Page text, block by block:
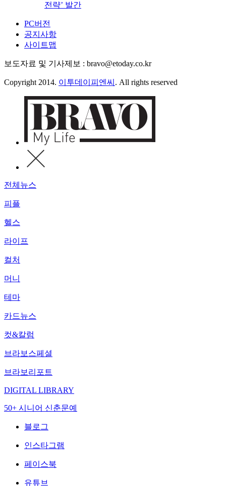
전략’ 발간
PC버전
공지사항
사이트맵
보도자료 및 기사제보 : bravo@etoday.co.kr
Copyright 2014. 이투데이피엔씨 . All rights reserved
전체뉴스
피플
헬스
라이프
컬처
머니
테마
카드뉴스
컷&칼럼
브라보스페셜
브라보리포트
DIGITAL LIBRARY
50+ 시니어 신춘문예
블로그
인스타그램
페이스북
유튜브